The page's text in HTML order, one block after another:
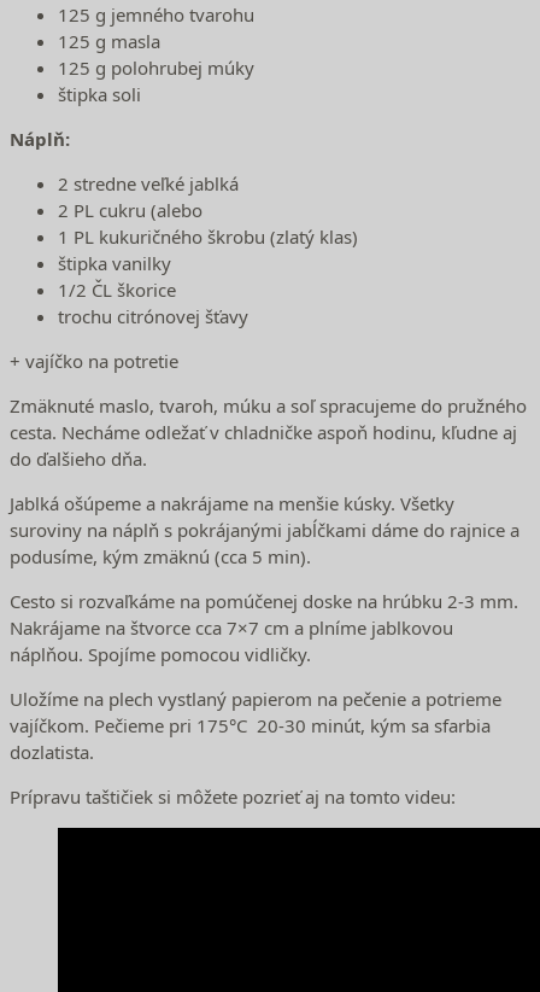
125 g jemného tvarohu
125 g masla
125 g polohrubej múky
štipka soli
Náplň:
2 stredne veľké jablká
2 PL cukru (alebo
1 PL kukuričného škrobu (zlatý klas)
štipka vanilky
1/2 ČL škorice
trochu citrónovej šťavy
+ vajíčko na potretie
Zmäknuté maslo, tvaroh, múku a soľ spracujeme do pružného
cesta. Necháme odležať v chladničke aspoň hodinu, kľudne aj
do ďalšieho dňa.
Jablká ošúpeme a nakrájame na menšie kúsky. Všetky
suroviny na náplň s pokrájanými jabĺčkami dáme do rajnice a
podusíme, kým zmäknú (cca 5 min).
Cesto si rozvaľkáme na pomúčenej doske na hrúbku 2-3 mm.
Nakrájame na štvorce cca 7×7 cm a plníme jablkovou
náplňou. Spojíme pomocou vidličky.
Uložíme na plech vystlaný papierom na pečenie a potrieme
vajíčkom. Pečieme pri 175°C 20-30 minút, kým sa sfarbia
dozlatista.
Prípravu taštičiek si môžete pozrieť aj na tomto videu: